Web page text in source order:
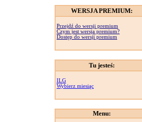
WERSJA PREMIUM:
Przejdź do wersji premium
Czym jest wersja premium?
Dostęp do wersji premium
Tu jesteś:
ILG
Wybierz miesiąc
Menu: